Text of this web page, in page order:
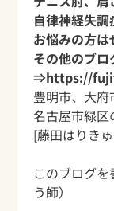
自律神経失
お悩みの方は
その他のブロ
⇒https://
豊明市、大府
名古屋市緑区
[藤田はりき
このブログを
う師）